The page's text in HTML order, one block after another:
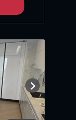
Next